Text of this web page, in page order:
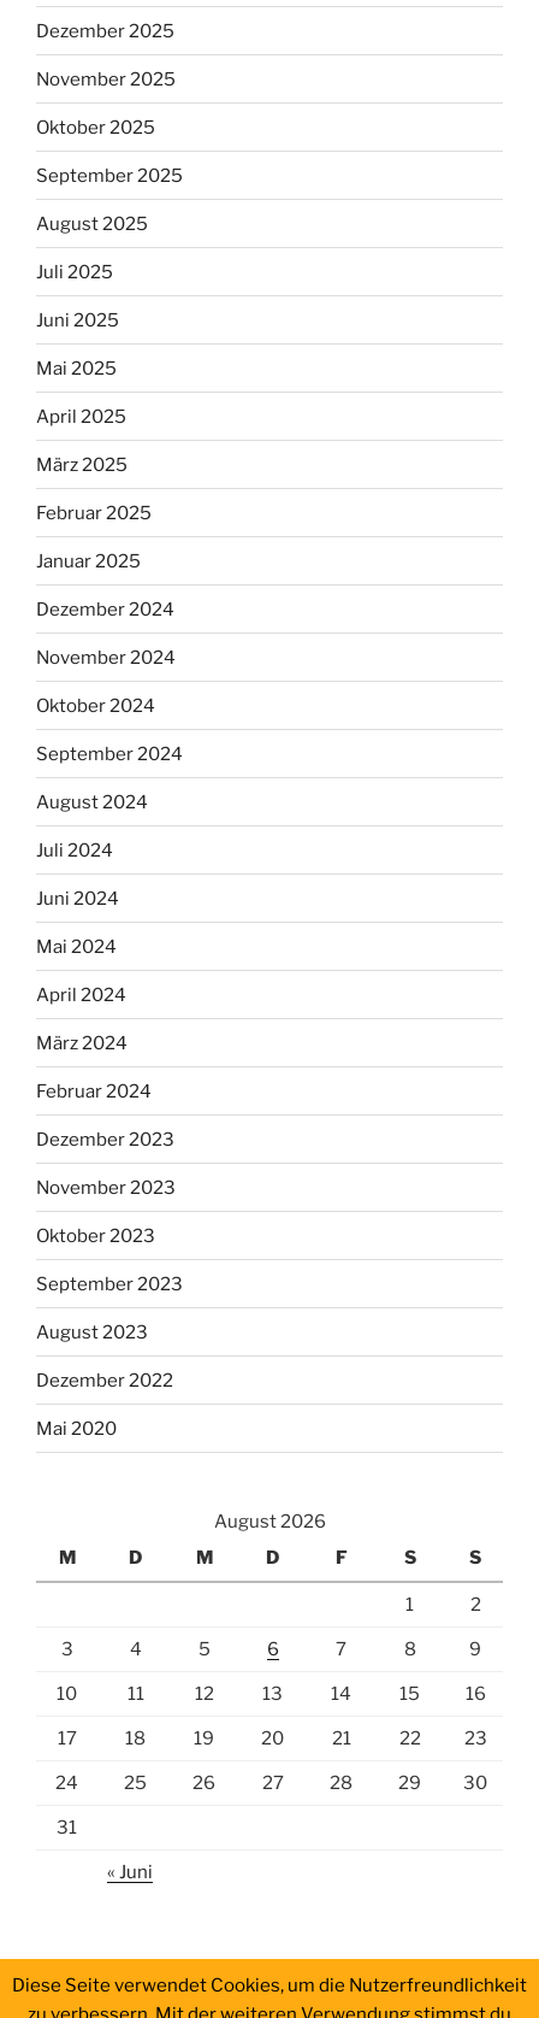
Dezember 2025
November 2025
Oktober 2025
September 2025
August 2025
Juli 2025
Juni 2025
Mai 2025
April 2025
März 2025
Februar 2025
Januar 2025
Dezember 2024
November 2024
Oktober 2024
September 2024
August 2024
Juli 2024
Juni 2024
Mai 2024
April 2024
März 2024
Februar 2024
Dezember 2023
November 2023
Oktober 2023
September 2023
August 2023
Dezember 2022
Mai 2020
August 2026
M
D M D F S S
1 2
3 4 5 6 7 8 9
10 11 12 13 14 15 16
17 18 19 20 21 22 23
24 25 26 27 28 29 30
31
« Juni
Diese Seite verwendet Cookies, um die Nutzerfreundlichkeit